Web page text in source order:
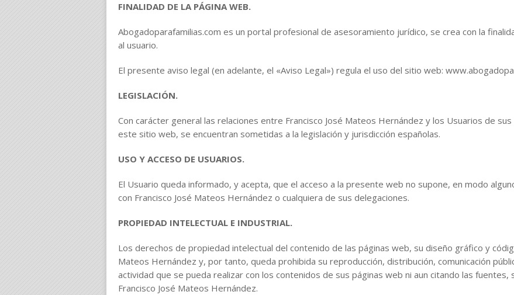
FINALIDAD DE LA PÁGINA WEB.
Abogadoparafamilias.com es un portal profesional de asesoramiento jurídico, se crea con la
al usuario.
El presente aviso legal (en adelante, el «Aviso Legal») regula el uso del sitio web:
LEGISLACIÓN.
Con carácter general las relaciones entre Francisco José Mateos Hernández y los Usuarios de
este sitio web, se encuentran sometidas a la legislación y jurisdicción españolas.
USO Y ACCESO DE USUARIOS.
El Usuario queda informado, y acepta, que el acceso a la presente web no supone, en modo
con Francisco José Mateos Hernández o cualquiera de sus delegaciones.
PROPIEDAD INTELECTUAL E INDUSTRIAL.
Los derechos de propiedad intelectual del contenido de las páginas web, su diseño gráfico y
Mateos Hernández y, por tanto, queda prohibida su reproducción, distribución, comunicación
actividad que se pueda realizar con los contenidos de sus páginas web ni aun citando las
Francisco José Mateos Hernández.